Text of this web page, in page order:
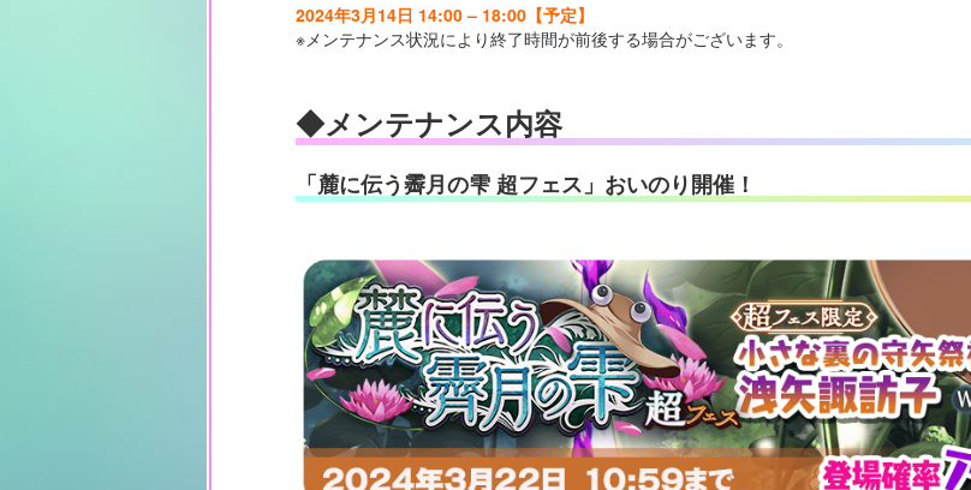
2024年3月14日 14:00 – 18:00【予定】
※メンテナンス状況により終了時間が前後する場合がございます。
◆メンテナンス内容
「麓に伝う霽月の雫 超フェス」おいのり開催！